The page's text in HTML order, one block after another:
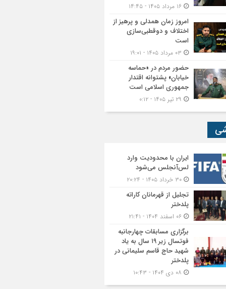
امروز زمان همدلی و پرهیز از
اختلاف و دوقطبی‌سازی
است
حضور مردم در «حماسه
خیابان» پشتوانه اقتدار
جمهوری اسلامی است
ایران با محدودیت وارد
لس‌آنجلس می‌شود
تجلیل از قهرمانان کاراته
پلدختر
برگزاری مسابقات چهارجانبه
فوتسال زیر ۱۹ سال به یاد
شهید حاج قاسم سلیمانی در
پلدختر